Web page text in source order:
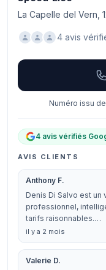
La Capelle del Vern,
4 avis
Numéro issu
4 avis vérifiés
AVIS CLIENTS
Anthony F.
Denis Di Salvo est un
professionnel,
tarifs raisonnables.…
il y a 2 mois
Valerie D.